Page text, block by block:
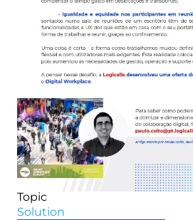
Topic
Solution